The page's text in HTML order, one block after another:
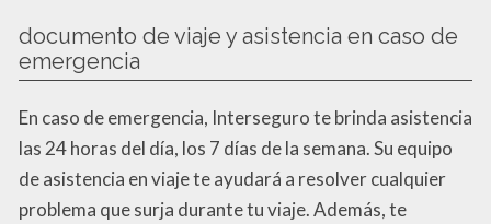
documento de viaje y asistencia en caso de
emergencia
En caso de emergencia, Interseguro te brinda asistencia
las 24 horas del día, los 7 días de la semana. Su equipo
de asistencia en viaje te ayudará a resolver cualquier
problema que surja durante tu viaje. Además, te